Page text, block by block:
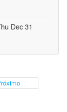
Dec 31